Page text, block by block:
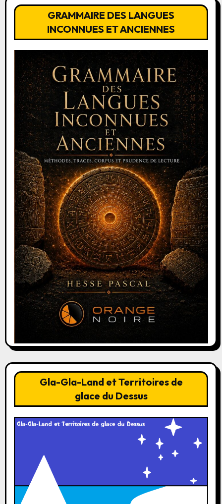
GRAMMAIRE DES LANGUES
INCONNUES ET ANCIENNES
Gla-Gla-Land et Territoires de
glace du Dessus